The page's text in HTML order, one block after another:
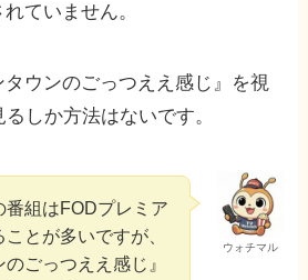
ていません。
ウンのごっつええ感じ』を視
しか方法はないです。
ウォチマル
番組はFODプレミア
とが多いですが、
のごっつええ感じ』